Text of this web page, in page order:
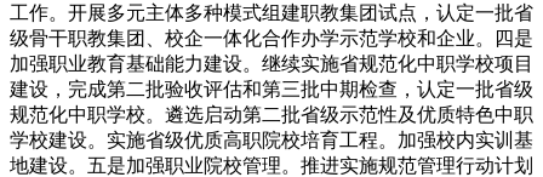
工作。开展多元主体多种模式组建职教集团试点，认定一批省
级骨干职教集团、校企一体化合作办学示范学校和企业。四是
加强职业教育基础能力建设。继续实施省规范化中职学校项目
建设，完成第二批验收评估和第三批中期检查，认定一批省级
规范化中职学校。遴选启动第二批省级示范性及优质特色中职
学校建设。实施省级优质高职院校培育工程。加强校内实训基
地建设。五是加强职业院校管理。推进实施规范管理行动计划